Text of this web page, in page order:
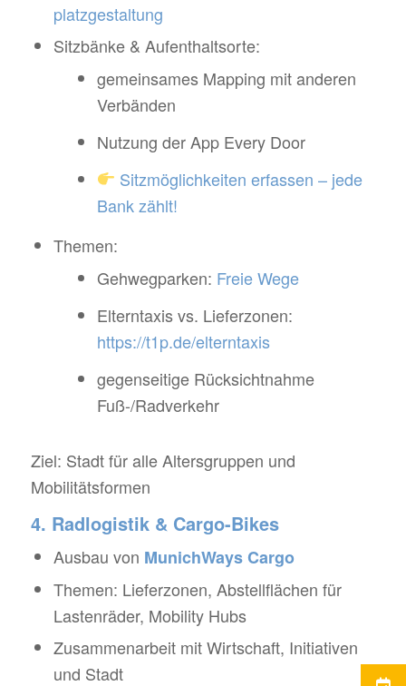
platzgestaltung
Sitzbänke & Aufenthaltsorte:
gemeinsames Mapping mit anderen
Verbänden
Nutzung der App Every Door
Sitzmöglichkeiten erfassen – jede
Bank zählt!
Themen:
Gehwegparken: Freie Wege
Elterntaxis vs. Lieferzonen:
https://t1p.de/elterntaxis
gegenseitige Rücksichtnahme
Fuß-/Radverkehr
Ziel: Stadt für alle Altersgruppen und
Mobilitätsformen
4. Radlogistik & Cargo-Bikes
Ausbau von MunichWays Cargo
Themen: Lieferzonen, Abstellflächen für
Lastenräder, Mobility Hubs
Zusammenarbeit mit Wirtschaft, Initiativen
und Stadt